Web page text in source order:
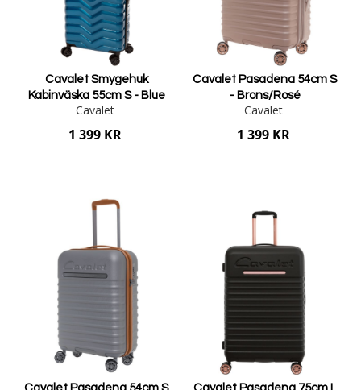
Cavalet Smygehuk
Kabinväska 55cm S - Blue
Cavalet
1 399 KR
Cavalet Pasadena 54cm S
- Brons/Rosé
Cavalet
1 399 KR